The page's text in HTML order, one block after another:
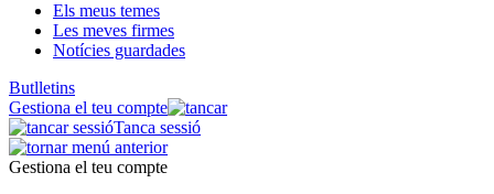
Els meus temes
Les meves firmes
Notícies guardades
Butlletins
Gestiona el teu compte
Tanca sessió
Gestiona el teu compte